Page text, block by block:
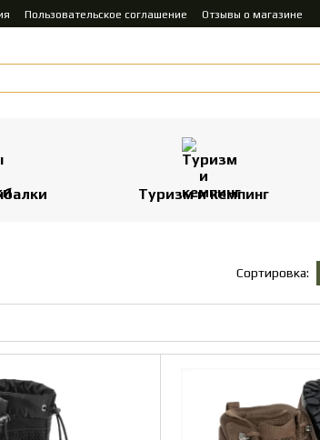
Пользовательское соглашение Отзывы о магазине
Туризм и кемпинг
Сортировка: